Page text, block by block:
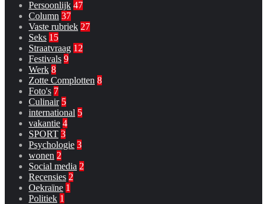
Persoonlijk 47
Column 37
Vaste rubriek 27
Seks 15
Straatvraag 12
Festivals 9
Werk 8
Zotte Complotten 8
Foto's 7
Culinair 5
international 5
vakantie 4
SPORT 3
Psychologie 3
wonen 2
Social media 2
Recensies 2
Oekraïne 1
Politiek 1